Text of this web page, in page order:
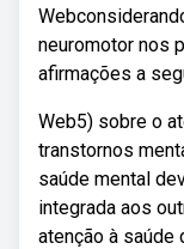
neuromotor nos
afirmações a
Web5) sobre o
transtornos
saúde mental
integrada aos
atenção à saúde